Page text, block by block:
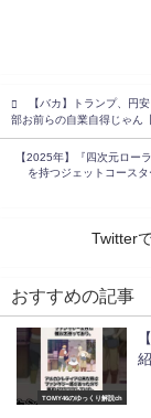
【バカ】トランプ、円
部お前らの自業自得じゃん
【2025年】『四次元ロー
を持つジェットコース
Twitter
おすすめの記事
TOMY46のゆっくり解説ch